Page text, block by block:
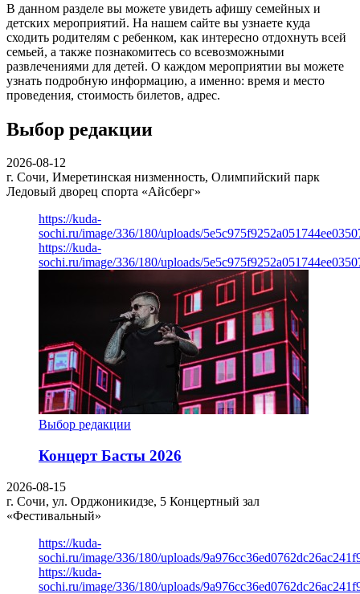
В данном разделе вы можете увидеть афишу семейных и
детских мероприятий. На нашем сайте вы узнаете куда
сходить родителям с ребенком, как интересно отдохнуть всей
семьей, а также познакомитесь со всевозможными
развлечениями для детей. О каждом мероприятии вы можете
узнать подробную информацию, а именно: время и место
проведения, стоимость билетов, адрес.
Выбор редакции
2026-08-12
г. Сочи, Имеретинская низменность, Олимпийский парк
Ледовый дворец спорта «Айсберг»
https://kuda-
sochi.ru/image/336/180/uploads/
https://kuda-
sochi.ru/image/336/180/uploads/
Выбор редакции
Концерт Басты 2026
2026-08-15
г. Сочи, ул. Орджоникидзе, 5 Концертный зал
«Фестивальный»
https://kuda-
sochi.ru/image/336/180/uploads/
https://kuda-
sochi.ru/image/336/180/uploads/